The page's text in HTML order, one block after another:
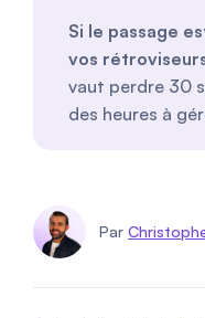
Si le passage
vos
vaut perdre 30
des heures à
Par